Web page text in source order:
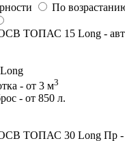
По
- от 3 м3
- от 850 л.